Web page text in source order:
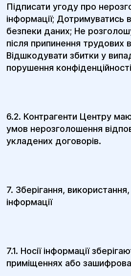
Підписати угоду про
інформації; Дотримуватись
безпеки даних; Не
після припинення трудових
Відшкодувати збитки у
порушення
6.2. Контрагенти Центру
умов нерозголошення
укладених договорів.
7. Зберігання,
інформації
7.1. Носії інформації
приміщеннях або